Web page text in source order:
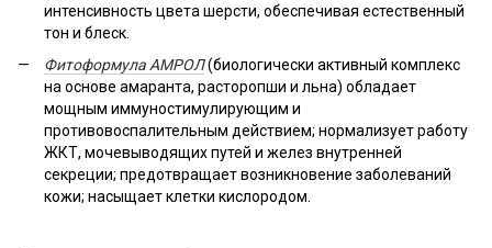
интенсивность цвета шерсти, обеспечивая естественный
тон и блеск.
Фитоформула АМРОЛ(биологически активный комплекс
на основе амаранта, расторопши и льна) обладает
мощным иммуностимулирующим и
противовоспалительным действием; нормализует работу
ЖКТ, мочевыводящих путей и желез внутренней
секреции; предотвращает возникновение заболеваний
кожи; насыщает клетки кислородом.